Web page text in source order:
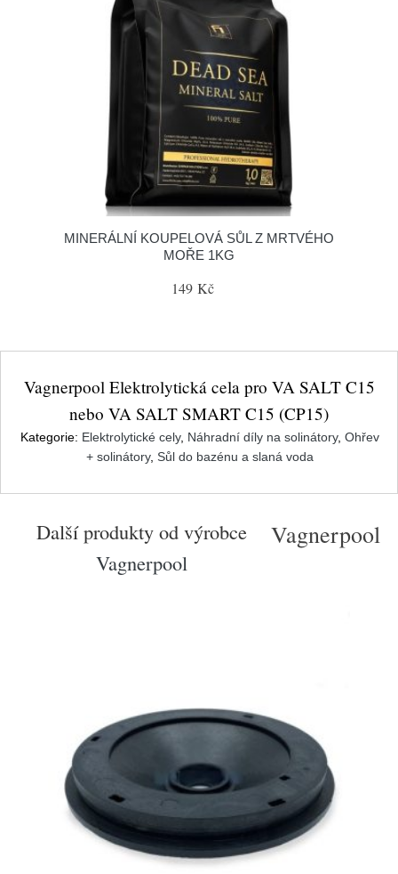
MINERÁLNÍ KOUPELOVÁ SŮL Z MRTVÉHO
MOŘE 1KG
149 Kč
Vagnerpool Elektrolytická cela pro VA SALT C15
nebo VA SALT SMART C15 (CP15)
Kategorie: Elektrolytické cely, Náhradní díly na solinátory, Ohřev
+ solinátory, Sůl do bazénu a slaná voda
Další produkty od výrobce
Vagnerpool
Vagnerpool